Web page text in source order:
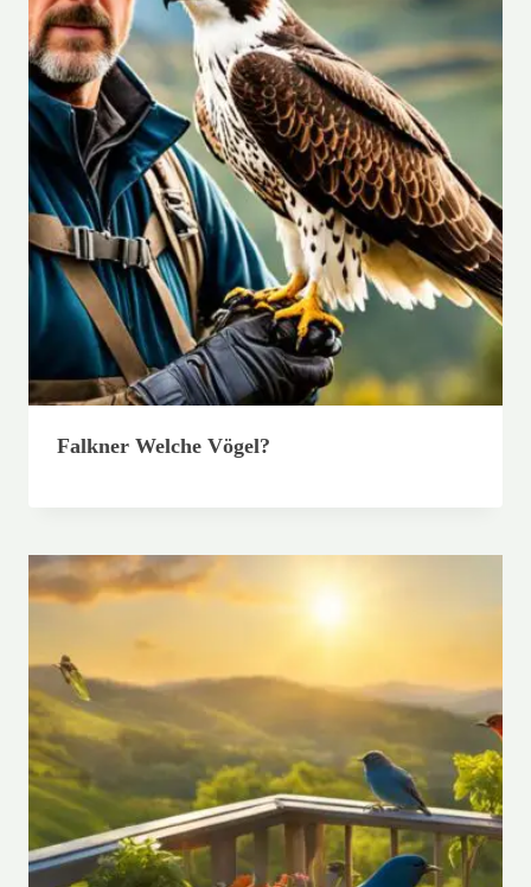
Falkner Welche Vögel?